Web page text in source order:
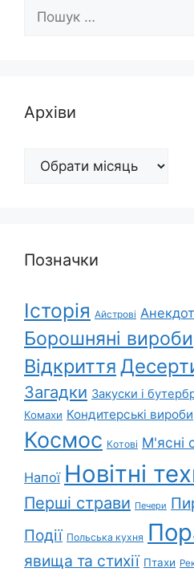
Архіви
Архіви
Позначки
Історія Айстрові
Борошняні вироби
Відкриття
Загадки Закуски і
Комахи Кондитерські вироби
Космос Котові М'ясні
Напої Новітні
Перші страви Печери
Події Польська кухня
явища та стихії Птахи